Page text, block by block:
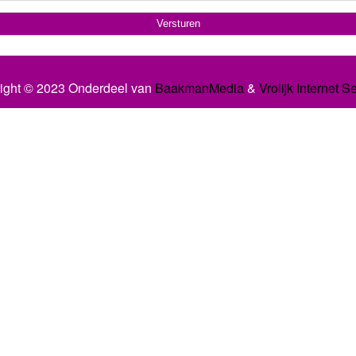
© 2023 Onderdeel van BaakmanMedia& Vrolijk Internet